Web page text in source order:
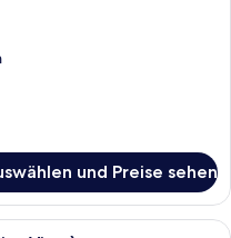
und Preise sehen
Hotelzimmer mit Bett,